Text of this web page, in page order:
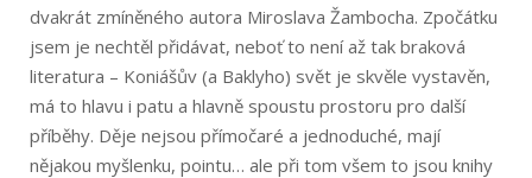
dvakrát zmíněného autora Miroslava Žambocha. Zpočátku
jsem je nechtěl přidávat, neboť to není až tak braková
literatura – Koniášův (a Baklyho) svět je skvěle vystavěn,
má to hlavu i patu a hlavně spoustu prostoru pro další
příběhy. Děje nejsou přímočaré a jednoduché, mají
nějakou myšlenku, pointu… ale při tom všem to jsou knihy